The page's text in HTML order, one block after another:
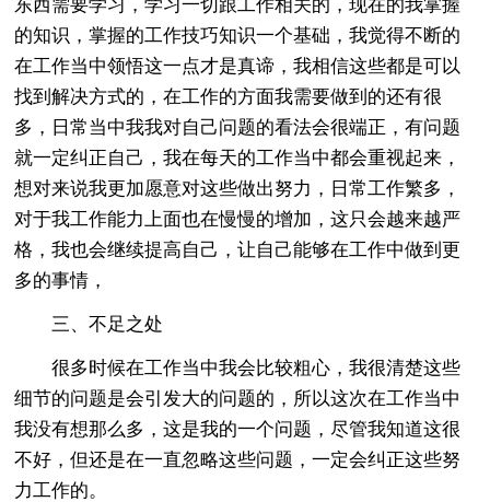
东西需要学习，学习一切跟工作相关的，现在的我掌握
的知识，掌握的工作技巧知识一个基础，我觉得不断的
在工作当中领悟这一点才是真谛，我相信这些都是可以
找到解决方式的，在工作的方面我需要做到的还有很
多，日常当中我我对自己问题的看法会很端正，有问题
就一定纠正自己，我在每天的工作当中都会重视起来，
想对来说我更加愿意对这些做出努力，日常工作繁多，
对于我工作能力上面也在慢慢的增加，这只会越来越严
格，我也会继续提高自己，让自己能够在工作中做到更
多的事情，
三、不足之处
很多时候在工作当中我会比较粗心，我很清楚这些
细节的问题是会引发大的问题的，所以这次在工作当中
我没有想那么多，这是我的一个问题，尽管我知道这很
不好，但还是在一直忽略这些问题，一定会纠正这些努
力工作的。